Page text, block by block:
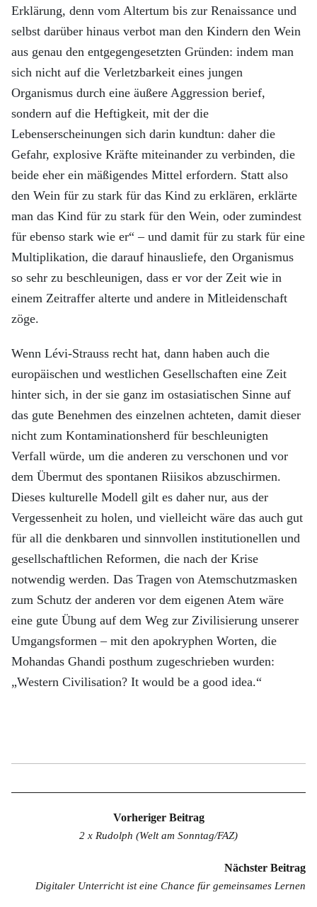
Erklärung, denn vom Altertum bis zur Renaissance und
selbst darüber hinaus verbot man den Kindern den Wein
aus genau den entgegengesetzten Gründen: indem man
sich nicht auf die Verletzbarkeit eines jungen
Organismus durch eine äußere Aggression berief,
sondern auf die Heftigkeit, mit der die
Lebenserscheinungen sich darin kundtun: daher die
Gefahr, explosive Kräfte miteinander zu verbinden, die
beide eher ein mäßigendes Mittel erfordern. Statt also
den Wein für zu stark für das Kind zu erklären, erklärte
man das Kind für zu stark für den Wein, oder zumindest
für ebenso stark wie er“ – und damit für zu stark für eine
Multiplikation, die darauf hinausliefe, den Organismus
so sehr zu beschleunigen, dass er vor der Zeit wie in
einem Zeitraffer alterte und andere in Mitleidenschaft
zöge.
Wenn Lévi-Strauss recht hat, dann haben auch die
europäischen und westlichen Gesellschaften eine Zeit
hinter sich, in der sie ganz im ostasiatischen Sinne auf
das gute Benehmen des einzelnen achteten, damit dieser
nicht zum Kontaminationsherd für beschleunigten
Verfall würde, um die anderen zu verschonen und vor
dem Übermut des spontanen Riisikos abzuschirmen.
Dieses kulturelle Modell gilt es daher nur, aus der
Vergessenheit zu holen, und vielleicht wäre das auch gut
für all die denkbaren und sinnvollen institutionellen und
gesellschaftlichen Reformen, die nach der Krise
notwendig werden. Das Tragen von Atemschutzmasken
zum Schutz der anderen vor dem eigenen Atem wäre
eine gute Übung auf dem Weg zur Zivilisierung unserer
Umgangsformen – mit den apokryphen Worten, die
Mohandas Ghandi posthum zugeschrieben wurden:
„Western Civilisation? It would be a good idea.“
Vorheriger Beitrag
2 x Rudolph (Welt am Sonntag/FAZ)
Nächster Beitrag
Digitaler Unterricht ist eine Chance für gemeinsames Lernen